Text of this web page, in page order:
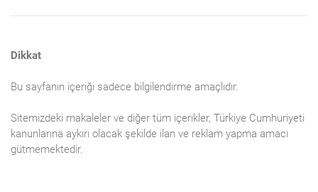
Dikkat
Bu sayfanın içeriği sadece bilgilendirme amaçlıdır.
Sitemizdeki makaleler ve diğer tüm içerikler, Türkiye Cumhuriyeti
kanunlarına aykırı olacak şekilde ilan ve reklam yapma amacı
gütmemektedir.